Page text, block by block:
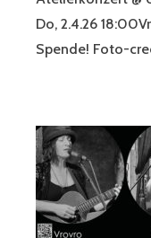
Do, 2.4.26
Spende! Foto-